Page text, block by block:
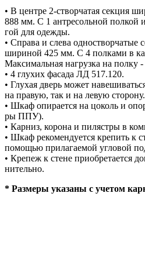
• В центре 2-створчатая секция
888 мм. С 1 антресольной полкой
гой для одежды.
• Справа и слева одностворчатые
шириной 425 мм. С 4 полками в
Максимальная нагрузка на полку -
• 4 глухих фасада ЛД 517.120.
• Глухая дверь может
на правую, так и на левую сторону.
• Шкаф опирается на цоколь и
ры ППУ).
• Карниз, корона и пилястры в
• Шкаф рекомендуется крепить к
помощью прилагаемой угловой
• Крепеж к стене приобретается
нительно.
* Размеры указаны с учетом